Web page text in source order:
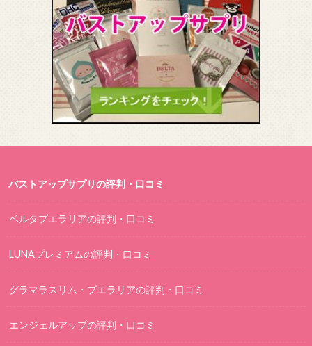
バストアップサプリの評判・口コミ
ベルタプエラリアの評判・口コミ
LUNAプレミアムの評判・口コミ
グラマラスリム・プエラリアの評判・口コミ
エンジェルアップの評判・口コミ